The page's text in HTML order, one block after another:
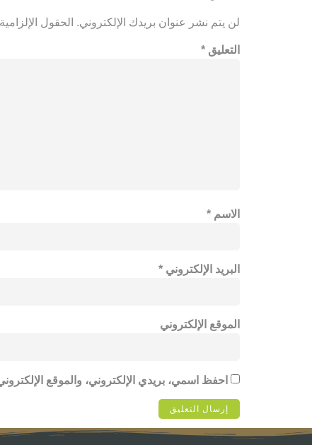
لن يتم نشر عنوان بريدك الإلكتروني. الحقول
التعليق *
الاسم *
البريد الإلكتروني *
الموقع الإلكتروني
احفظ اسمي، بريدي الإلكتروني، والموقع